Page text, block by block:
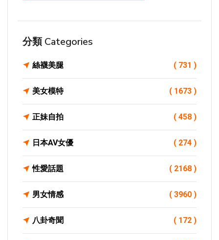
分類 Categories
絲襪美腿 ( 731 )
美女模特 ( 1673 )
正妹自拍 ( 458 )
日本AV女優 ( 274 )
性愛話題 ( 2168 )
男女情感 ( 3960 )
八卦奇聞 ( 172 )